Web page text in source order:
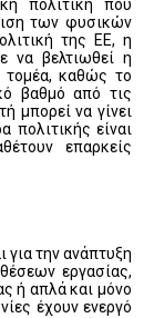
πολιτική που
των φυσικών
της ΕΕ, η
να βελτιωθεί η
τομέα, καθώς το
βαθμό από τις
μπορεί να γίνει
πολιτικής είναι
επαρκείς
την ανάπτυξη
εργασίας,
ή απλά και μόνο
έχουν ενεργό